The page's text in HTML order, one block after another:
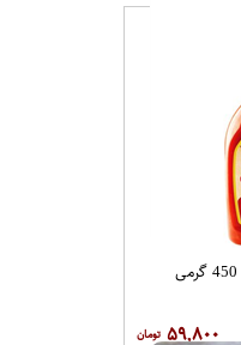
۵۹,۸۰۰